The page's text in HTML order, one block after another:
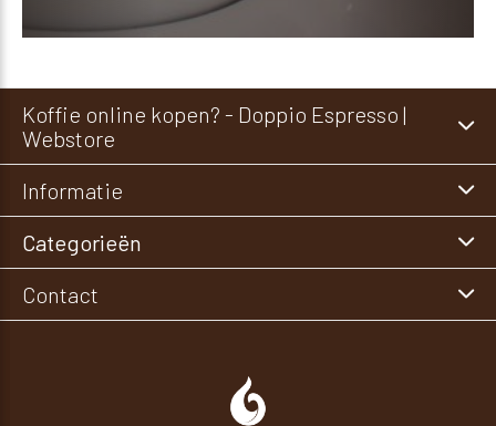
Koffie online kopen? - Doppio Espresso |
Webstore
Informatie
Categorieën
Contact